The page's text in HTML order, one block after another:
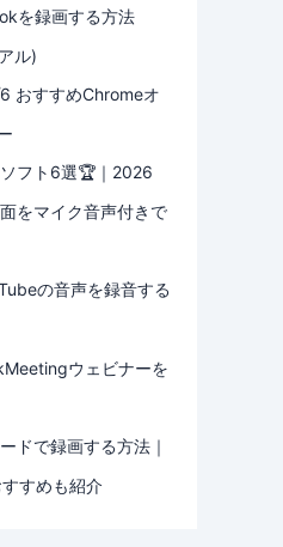
を録画する方法
ル)
おすすめChromeオ
フト6選🏆｜2026
をマイク音声付きで
の音声を録音する
ウェビナーを
ドで録画する方法｜
すめも紹介